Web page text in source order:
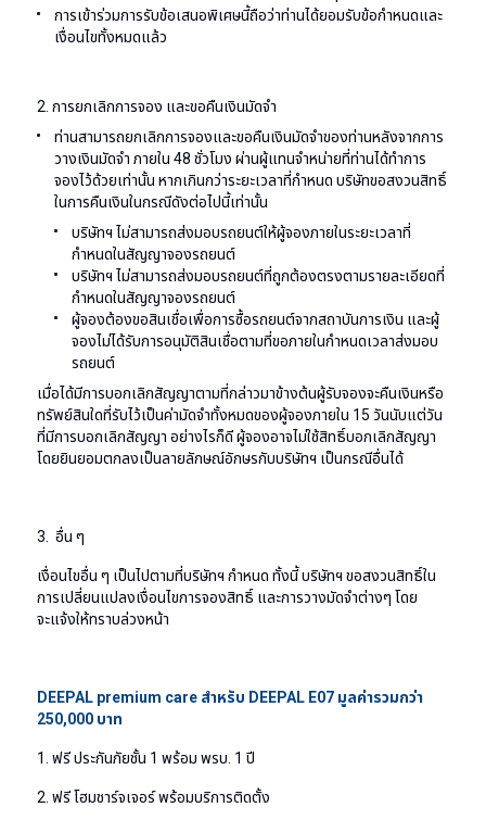
การเข้าร่วมการรับข้อเสนอพิเศษนี้ถือว่าท่านได้ยอมรับข้อกำหนดและ
เงื่อนไขทั้งหมดแล้ว
2. การยกเลิกการจอง และขอคืนเงินมัดจำ
ท่านสามารถยกเลิกการจองและขอคืนเงินมัดจำของท่านหลังจากการ
วางเงินมัดจำ ภายใน 48 ชั่วโมง ผ่านผู้แทนจำหน่ายที่ท่านได้ทำการ
จองไว้ด้วยเท่านั้น หากเกินกว่าระยะเวลาที่กำหนด บริษัทขอสงวนสิทธิ์
ในการคืนเงินในกรณีดังต่อไปนี้เท่านั้น
บริษัทฯ ไม่สามารถส่งมอบรถยนต์ให้ผู้จองภายในระยะเวลาที่
กำหนดในสัญญาจองรถยนต์
บริษัทฯ ไม่สามารถส่งมอบรถยนต์ที่ถูกต้องตรงตามรายละเอียดที่
กำหนดในสัญญาจองรถยนต์
ผู้จองต้องขอสินเชื่อเพื่อการซื้อรถยนต์จากสถาบันการเงิน และผู้
จองไม่ได้รับการอนุมัติสินเชื่อตามที่ขอภายในกำหนดเวลาส่งมอบ
รถยนต์
เมื่อได้มีการบอกเลิกสัญญาตามที่กล่าวมาข้างต้นผู้รับจองจะคืนเงินหรือ
ทรัพย์สินใดที่รับไว้เป็นค่ามัดจำทั้งหมดของผู้จองภายใน 15 วันนับแต่วัน
ที่มีการบอกเลิกสัญญา อย่างไรก็ดี ผู้จองอาจไม่ใช้สิทธิ์บอกเลิกสัญญา
โดยยินยอมตกลงเป็นลายลักษณ์อักษรกับบริษัทฯ เป็นกรณีอื่นได้
3. อื่น ๆ
เงื่อนไขอื่น ๆ เป็นไปตามที่บริษัทฯ กำหนด ทั้งนี้ บริษัทฯ ขอสงวนสิทธิ์ใน
การเปลี่ยนแปลงเงื่อนไขการจองสิทธิ์ และการวางมัดจำต่างๆ โดย
จะแจ้งให้ทราบล่วงหน้า
DEEPAL premium care สำหรับ DEEPAL E07 มูลค่ารวมกว่า
250,000 บาท
1. ฟรี ประกันภัยชั้น 1 พร้อม พรบ. 1 ปี
2. ฟรี โฮมชาร์จเจอร์ พร้อมบริการติดตั้ง